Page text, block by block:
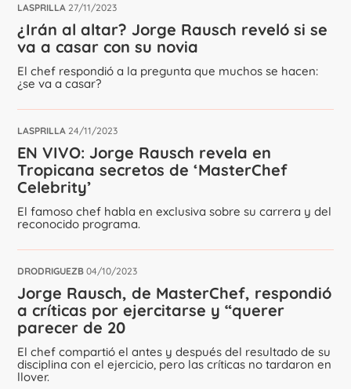
LASPRILLA 27/11/2023
¿Irán al altar? Jorge Rausch reveló si se
va a casar con su novia
El chef respondió a la pregunta que muchos se hacen:
¿se va a casar?
LASPRILLA 24/11/2023
EN VIVO: Jorge Rausch revela en
Tropicana secretos de ‘MasterChef
Celebrity’
El famoso chef habla en exclusiva sobre su carrera y del
reconocido programa.
DRODRIGUEZB 04/10/2023
Jorge Rausch, de MasterChef, respondió
a críticas por ejercitarse y “querer
parecer de 20
El chef compartió el antes y después del resultado de su
disciplina con el ejercicio, pero las críticas no tardaron en
llover.